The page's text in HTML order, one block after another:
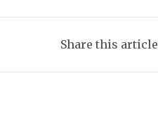
Share this article